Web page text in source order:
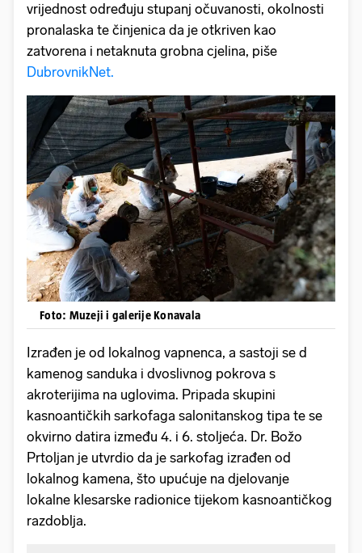
vrijednost određuju stupanj očuvanosti, okolnosti
pronalaska te činjenica da je otkriven kao
zatvorena i netaknuta grobna cjelina, piše
DubrovnikNet.
Foto: Muzeji i galerije Konavala
Izrađen je od lokalnog vapnenca, a sastoji se d
kamenog sanduka i dvoslivnog pokrova s
akroterijima na uglovima. Pripada skupini
kasnoantičkih sarkofaga salonitanskog tipa te se
okvirno datira između 4. i 6. stoljeća. Dr. Božo
Prtoljan je utvrdio da je sarkofag izrađen od
lokalnog kamena, što upućuje na djelovanje
lokalne klesarske radionice tijekom kasnoantičkog
razdoblja.